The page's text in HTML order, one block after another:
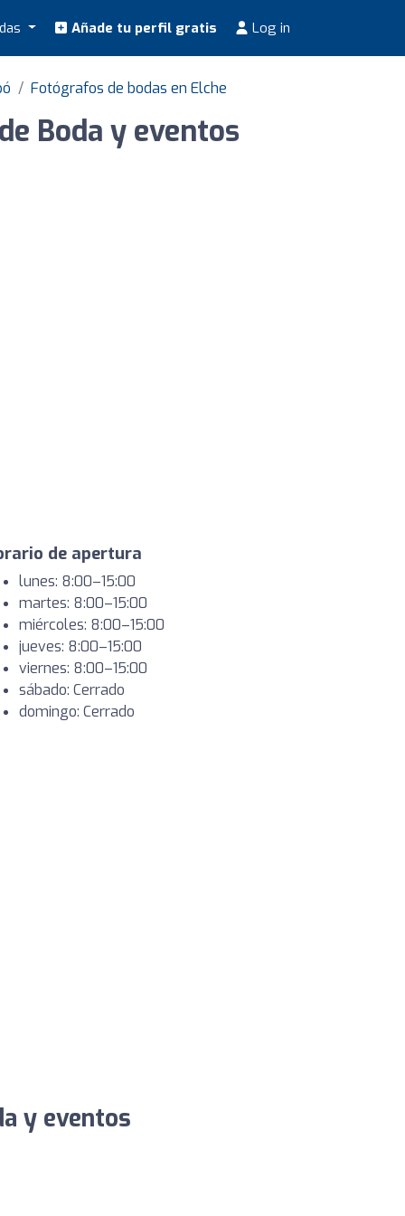
Añade tu perfil gratis Log in
Fotógrafos de bodas en Elche
Boda y eventos
de apertura
lunes: 8:00–15:00
martes: 8:00–15:00
miércoles: 8:00–15:00
jueves: 8:00–15:00
viernes: 8:00–15:00
sábado: Cerrado
domingo: Cerrado
y eventos